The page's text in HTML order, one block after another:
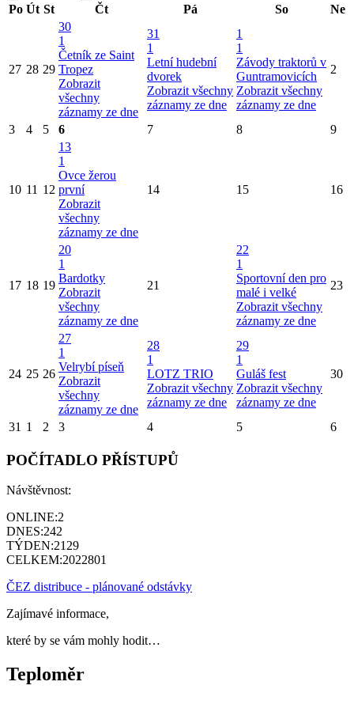
Po Út St Čt Pá So Ne
27 28 29
30
1
Četník ze Saint
Tropez
Zobrazit
všechny
záznamy ze dne
31
1
Letní hudební
dvorek
Zobrazit všechny
záznamy ze dne
1
1
Závody traktorů v
Guntramovicích
Zobrazit všechny
záznamy ze dne
2
3 4 5 6 7 8 9
10 11 12
13
1
Ovce žerou
první
Zobrazit
všechny
záznamy ze dne
14 15 16
17 18 19
20
1
Bardotky
Zobrazit
všechny
záznamy ze dne
21
22
1
Sportovní den pro
malé i velké
Zobrazit všechny
záznamy ze dne
23
24 25 26
27
1
Velrybí píseň
Zobrazit
všechny
záznamy ze dne
28
1
LOTZ TRIO
Zobrazit všechny
záznamy ze dne
29
1
Guláš fest
Zobrazit všechny
záznamy ze dne
30
31 1 2 3 4 5 6
POČÍTADLO PŘÍSTUPŮ
Návštěvnost:
ONLINE:2
DNES:242
TÝDEN:2129
CELKEM:2022801
ČEZ distribuce - plánované odstávky
Zajímavé informace,
které by se vám mohly hodit…
Teploměr